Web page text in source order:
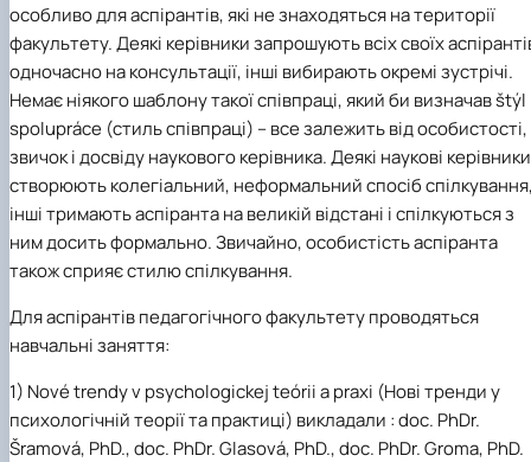
особливо для аспірантів, які не знаходяться на території
факультету. Деякі керівники запрошують всіх своїх
одночасно на консультації, інші вибирають окремі зустрічі.
Немає ніякого шаблону такої співпраці, який би визначав štýl
spolupráce (стиль співпраці) – все залежить від особистості,
звичок і досвіду наукового керівника. Деякі наукові керівники
створюють колегіальний, неформальний спосіб
інші тримають аспіранта на великій відстані і спілкуються з
ним досить формально. Звичайно, особистість аспіранта
також сприяє стилю спілкування.
Для аспірантів педагогічного факультету проводяться
навчальні заняття:
1) Nové trendy v psychologickej teórii a praxi (Нові тренди у
психологічній теорії та практиці) викладали : doc. PhDr.
Šramová, PhD., doc. PhDr. Glasová, PhD., doc. PhDr. Groma, PhD.